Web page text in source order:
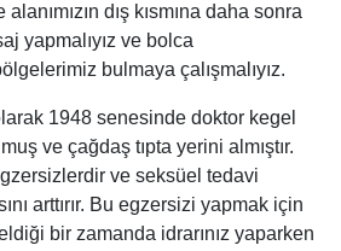
dış kısmına daha sonra
yapmalıyız ve bolca
bulmaya çalışmalıyız.
1948 senesinde doktor kegel
ve çağdaş tıpta yerini almıştır.
ve seksüel tedavi
arttırır. Bu egzersizi yapmak için
bir zamanda idrarınız yaparken